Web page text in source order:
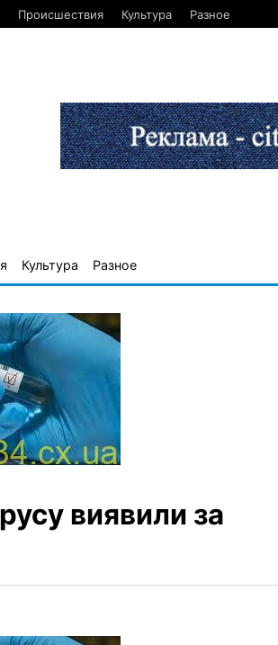
Происшествия Культура Разное
Культура Разное
виявили за